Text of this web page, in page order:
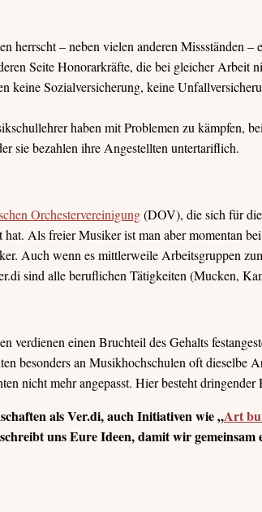
herrscht – neben vielen anderen Missständen
Seite Honorarkräfte, die bei gleicher
keine Sozialversicherung, keine
haben mit Problemen zu kämpfen,
sie bezahlen ihre Angestellten untertariflich.
Orchestervereinigung(DOV), die sich für
Als freier Musiker ist man aber momentan
Auch wenn es mittlerweile Arbeitsgruppen
sind alle beruflichen Tätigkeiten (Mucken,
verdienen einen Bruchteil des Gehalts
besonders an Musikhochschulen oft dieselbe
nicht mehr angepasst. Hier besteht
als Ver.di, auch Initiativen wie „Art
uns Eure Ideen, damit wir gemeinsam